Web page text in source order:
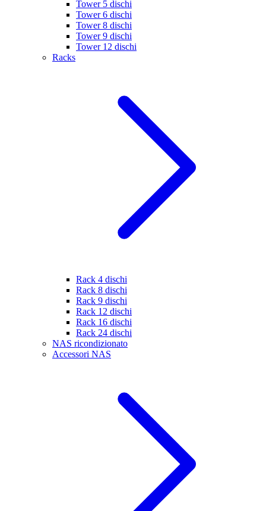
Tower 5 dischi
Tower 6 dischi
Tower 8 dischi
Tower 9 dischi
Tower 12 dischi
Racks
Rack 4 dischi
Rack 8 dischi
Rack 9 dischi
Rack 12 dischi
Rack 16 dischi
Rack 24 dischi
NAS ricondizionato
Accessori NAS